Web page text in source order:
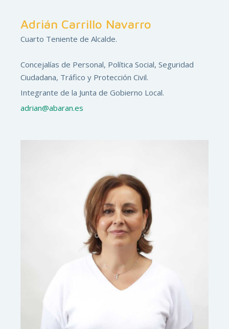
Adrián Carrillo Navarro
Cuarto Teniente de Alcalde.
Concejalías de Personal, Política Social, Seguridad
Ciudadana, Tráfico y Protección Civil.
Integrante de la Junta de Gobierno Local.
adrian@abaran.es